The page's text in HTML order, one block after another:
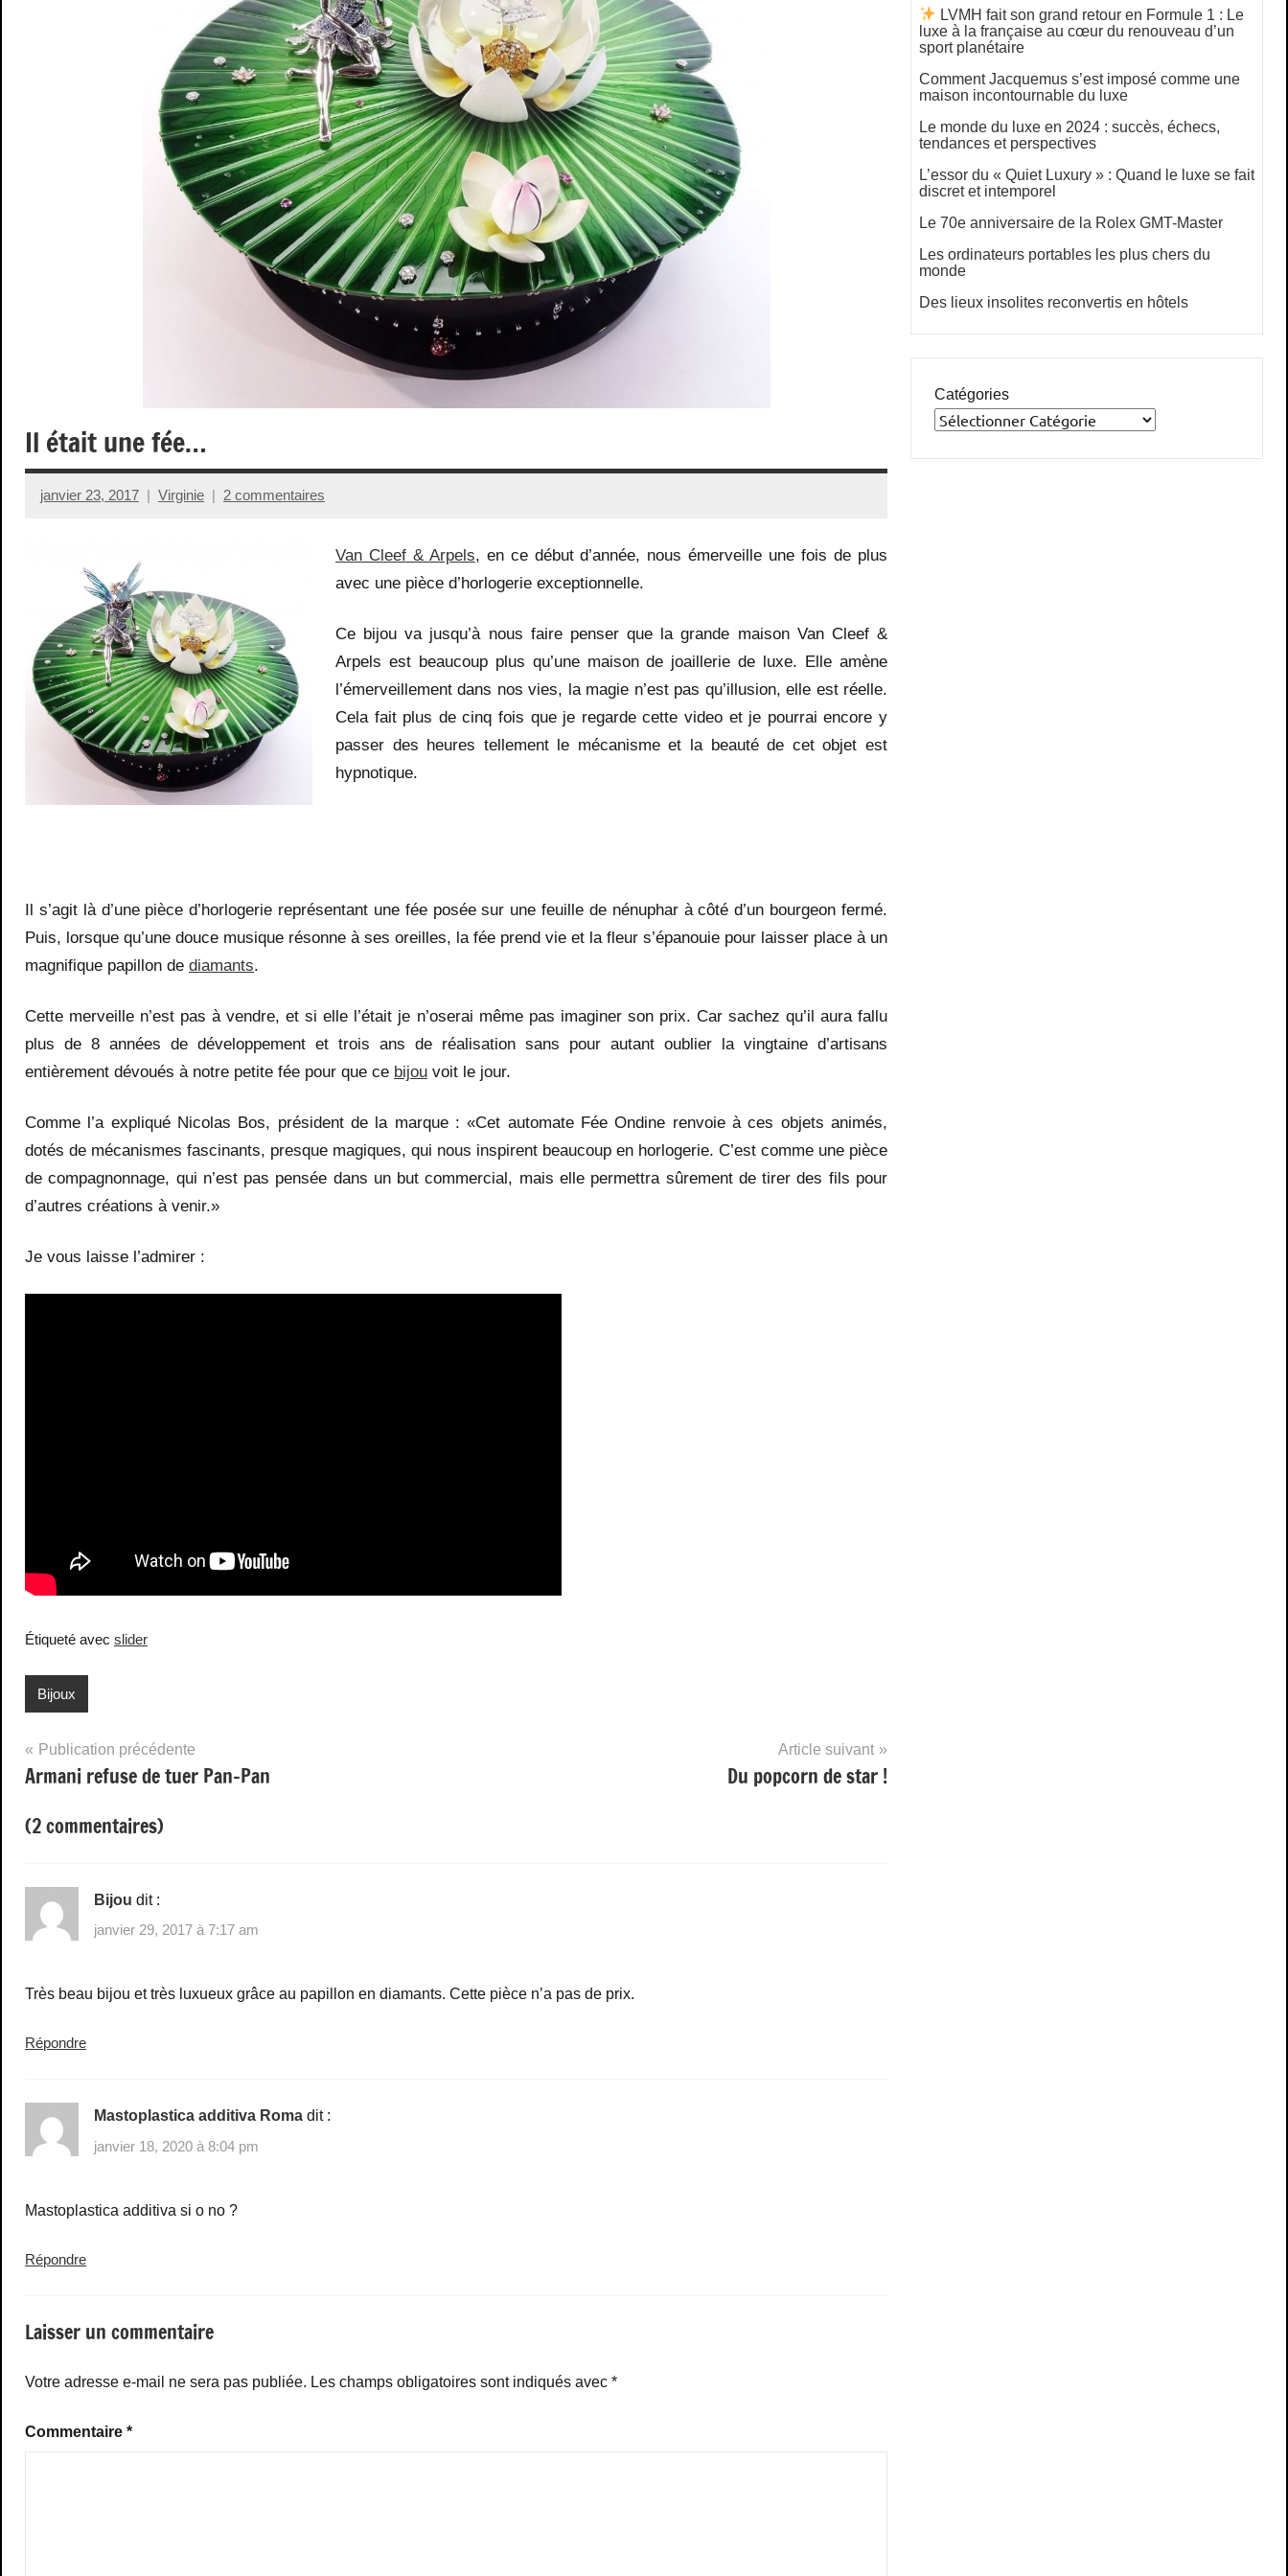
Il était une fée…
janvier 23, 2017 Virginie 2 commentaires
Van Cleef & Arpels, en ce début d’année, nous émerveille une fois de plus
avec une pièce d’horlogerie exceptionnelle.
Ce bijou va jusqu’à nous faire penser que la grande maison Van Cleef &
Arpels est beaucoup plus qu’une maison de joaillerie de luxe. Elle amène
l’émerveillement dans nos vies, la magie n’est pas qu’illusion, elle est réelle.
Cela fait plus de cinq fois que je regarde cette video et je pourrai encore y
passer des heures tellement le mécanisme et la beauté de cet objet est
hypnotique.
Il s’agit là d’une pièce d’horlogerie représentant une fée posée sur une feuille de nénuphar à côté d’un bourgeon fermé.
Puis, lorsque qu’une douce musique résonne à ses oreilles, la fée prend vie et la fleur s’épanouie pour laisser place à un
magnifique papillon de diamants.
Cette merveille n’est pas à vendre, et si elle l’était je n’oserai même pas imaginer son prix. Car sachez qu’il aura fallu
plus de 8 années de développement et trois ans de réalisation sans pour autant oublier la vingtaine d’artisans
entièrement dévoués à notre petite fée pour que ce bijou voit le jour.
Comme l’a expliqué Nicolas Bos, président de la marque : «Cet automate Fée Ondine renvoie à ces objets animés,
dotés de mécanismes fascinants, presque magiques, qui nous inspirent beaucoup en horlogerie. C’est comme une pièce
de compagnonnage, qui n’est pas pensée dans un but commercial, mais elle permettra sûrement de tirer des fils pour
d’autres créations à venir.»
Je vous laisse l’admirer :
Étiqueté avec slider
Bijoux
Navigation
de
l’article
Publication précédente
Armani refuse de tuer Pan-Pan
Article suivant
Du popcorn de star !
(2 commentaires)
Bijou dit :
janvier 29, 2017 à 7:17 am
Très beau bijou et très luxueux grâce au papillon en diamants. Cette pièce n’a pas de prix.
Répondre
Mastoplastica additiva Roma dit :
janvier 18, 2020 à 8:04 pm
Mastoplastica additiva si o no ?
Répondre
Laisser un commentaire
Votre adresse e-mail ne sera pas publiée. Les champs obligatoires sont indiqués avec *
Commentaire *
LVMH fait son grand retour en Formule 1 : Le
luxe à la française au cœur du renouveau d’un
sport planétaire
Comment Jacquemus s’est imposé comme une
maison incontournable du luxe
Le monde du luxe en 2024 : succès, échecs,
tendances et perspectives
L’essor du « Quiet Luxury » : Quand le luxe se fait
discret et intemporel
Le 70e anniversaire de la Rolex GMT-Master
Les ordinateurs portables les plus chers du
monde
Des lieux insolites reconvertis en hôtels
Catégories